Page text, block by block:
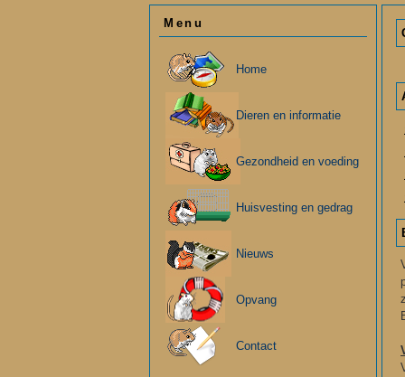
Menu
Home
Dieren en informatie
Gezondheid en voeding
Huisvesting en gedrag
Nieuws
Opvang
Contact